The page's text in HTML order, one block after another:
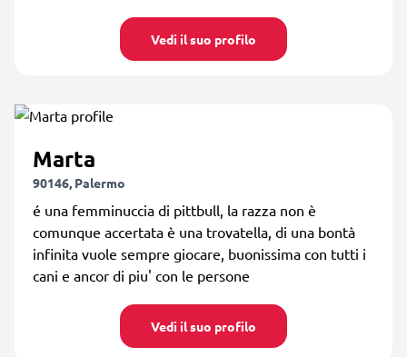
Vedi il suo profilo
Marta
90146, Palermo
é una femminuccia di pittbull, la razza non è
comunque accertata è una trovatella, di una bontà
infinita vuole sempre giocare, buonissima con tutti i
cani e ancor di piu' con le persone
Vedi il suo profilo